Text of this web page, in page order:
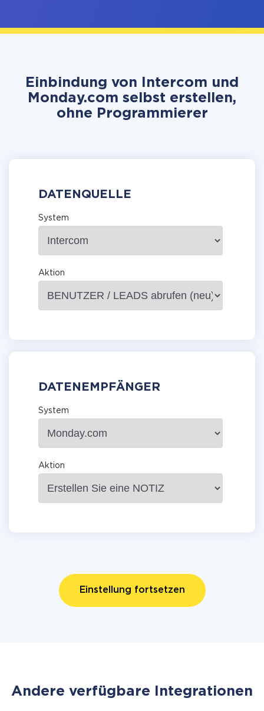
Einbindung von Intercom und
Monday.com selbst erstellen,
ohne Programmierer
DATENQUELLE
System
Aktion
DATENEMPFÄNGER
System
Aktion
Einstellung fortsetzen
Andere verfügbare Integrationen